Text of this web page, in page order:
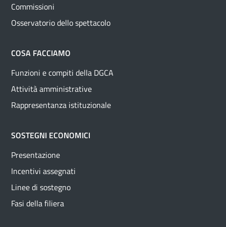
Commissioni
Osservatorio dello spettacolo
COSA FACCIAMO
Funzioni e compiti della DGCA
Attività amministrative
Rappresentanza istituzionale
SOSTEGNI ECONOMICI
Presentazione
Incentivi assegnati
Linee di sostegno
Fasi della filiera